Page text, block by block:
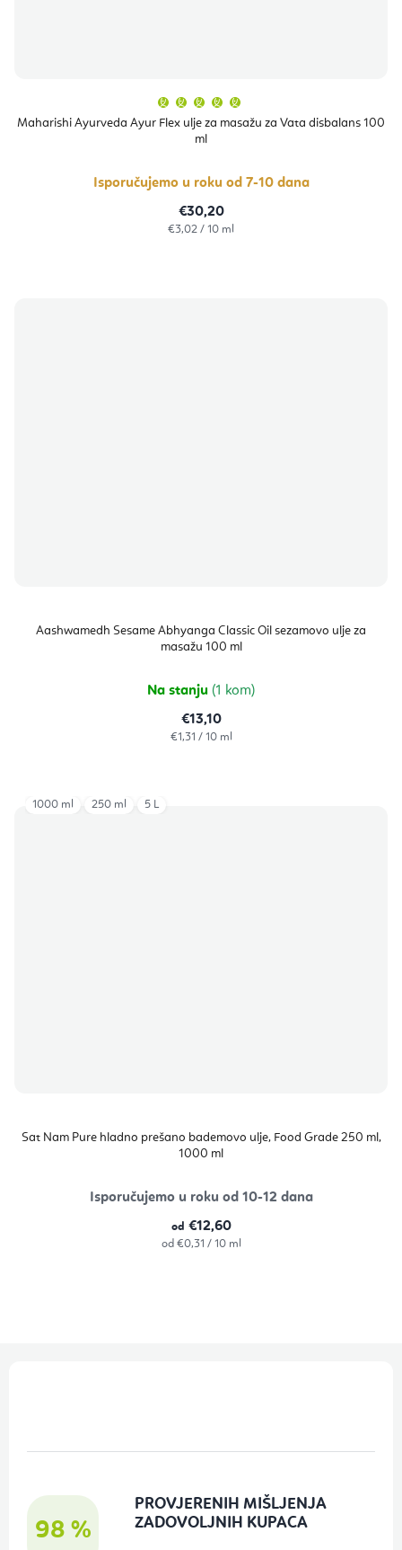
Maharishi Ayurveda Ayur Flex ulje za masažu za Vata disbalans 100
ml
proizvoda
je
zvjezdica.
Isporučujemo u roku od 7-10 dana
€30,20
Izračunaj
€3,02 / 10 ml
Aashwamedh Sesame Abhyanga Classic Oil sezamovo ulje za
masažu 100 ml
Na stanju (1 kom)
€13,10
Izračunaj
€1,31 / 10 ml
Sat Nam Pure hladno prešano bademovo ulje, Food Grade 250 ml,
1000 ml
Isporučujemo u roku od 10-12 dana
od €12,60
Izračunaj
od €0,31 / 10 ml
1000 ml 250 ml 5 L
98 %
PROVJERENIH MIŠLJENJA
ZADOVOLJNIH KUPACA